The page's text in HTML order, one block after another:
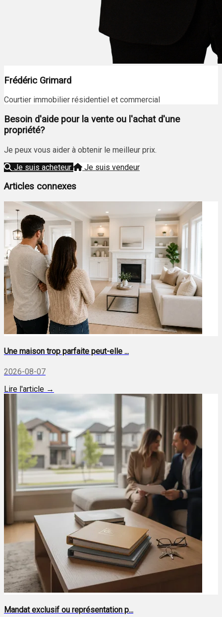
Frédéric Grimard
Courtier immobilier résidentiel et commercial
Besoin d'aide pour la vente ou l'achat d'une
propriété?
Je peux vous aider à obtenir le meilleur prix.
Je suis acheteur
Je suis vendeur
Articles connexes
Une maison trop parfaite peut-elle ...
2026-08-07
Lire l'article →
Mandat exclusif ou représentation p...